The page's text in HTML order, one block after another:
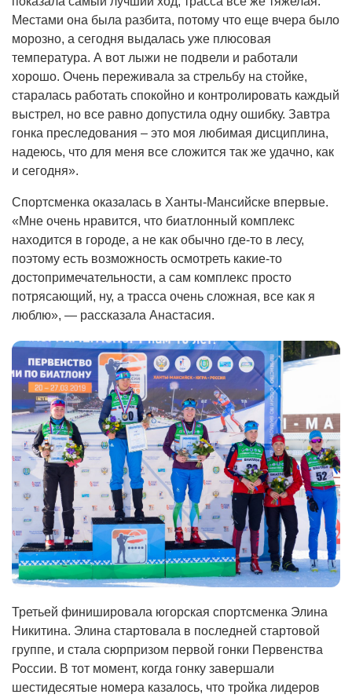
Местами она была разбита, потому что еще вчера было
морозно, а сегодня выдалась уже плюсовая
температура. А вот лыжи не подвели и работали
хорошо. Очень переживала за стрельбу на стойке,
старалась работать спокойно и контролировать каждый
выстрел, но все равно допустила одну ошибку. Завтра
гонка преследования – это моя любимая дисциплина,
надеюсь, что для меня все сложится так же удачно, как
и сегодня».
Спортсменка оказалась в Ханты-Мансийске впервые.
«Мне очень нравится, что биатлонный комплекс
находится в городе, а не как обычно где-то в лесу,
поэтому есть возможность осмотреть какие-то
достопримечательности, а сам комплекс просто
потрясающий, ну, а трасса очень сложная, все как я
люблю», — рассказала Анастасия.
Третьей финишировала югорская спортсменка Элина
Никитина. Элина стартовала в последней стартовой
группе, и стала сюрпризом первой гонки Первенства
России. В тот момент, когда гонку завершали
шестидесятые номера казалось, что тройка лидеров